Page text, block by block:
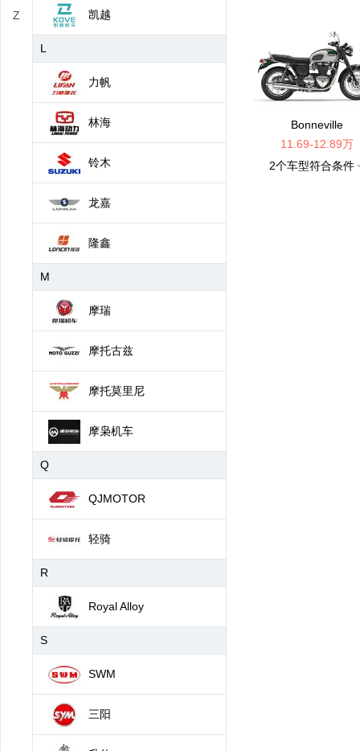
Z
凯越
L
力帆
林海
铃木
龙嘉
隆鑫
M
摩瑞
摩托古兹
摩托莫里尼
摩枭机车
Q
QJMOTOR
轻骑
R
Royal Alloy
S
SWM
三阳
Bonneville
11.69-12.89万
2个车型符合条件